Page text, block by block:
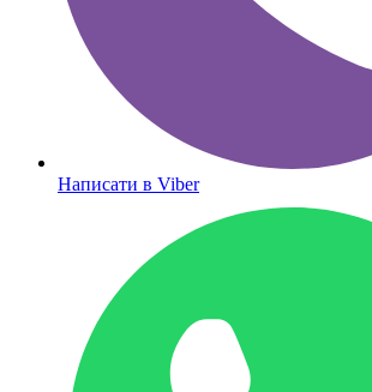
Написати в Viber